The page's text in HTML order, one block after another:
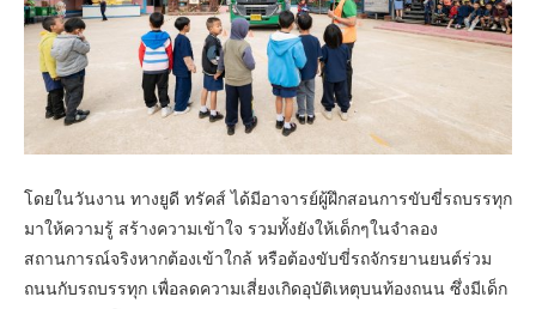
โดยในวันงาน ทางยูดี ทรัคส์ ได้มีอาจารย์ผู้ฝึกสอนการขับขี่รถบรรทุก
มาให้ความรู้ สร้างความเข้าใจ รวมทั้งยังให้เด็กๆในจำลอง
สถานการณ์จริงหากต้องเข้าใกล้ หรือต้องขับขี่รถจักรยานยนต์ร่วม
ถนนกับรถบรรทุก เพื่อลดความเสี่ยงเกิดอุบัติเหตุบนท้องถนน ซึ่งมีเด็ก